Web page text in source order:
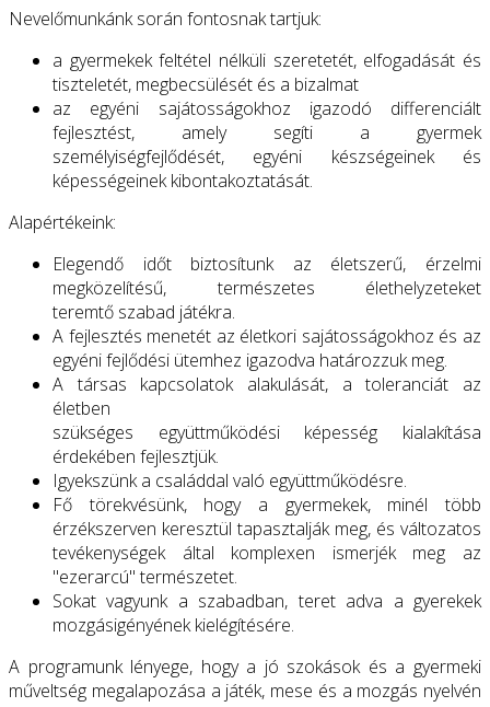
Nevelőmunkánk során fontosnak tartjuk:
a gyermekek feltétel nélküli szeretetét, elfogadását és
tiszteletét, megbecsülését és a bizalmat
az egyéni sajátosságokhoz igazodó differenciált
fejlesztést, amely segíti a gyermek
személyiségfejlődését, egyéni készségeinek és
képességeinek kibontakoztatását.
Alapértékeink:
Elegendő időt biztosítunk az életszerű, érzelmi
megközelítésű, természetes élethelyzeteket
teremtő szabad játékra.
A fejlesztés menetét az életkori sajátosságokhoz és az
egyéni fejlődési ütemhez igazodva határozzuk meg.
A társas kapcsolatok alakulását, a toleranciát az
életben
szükséges együttműködési képesség kialakítása
érdekében fejlesztjük.
Igyekszünk a családdal való együttműködésre.
Fő törekvésünk, hogy a gyermekek, minél több
érzékszerven keresztül tapasztalják meg, és változatos
tevékenységek által komplexen ismerjék meg az
"ezerarcú" természetet.
Sokat vagyunk a szabadban, teret adva a gyerekek
mozgásigényének kielégítésére.
A programunk lényege, hogy a jó szokások és a gyermeki
műveltség megalapozása a játék, mese és a mozgás nyelvén